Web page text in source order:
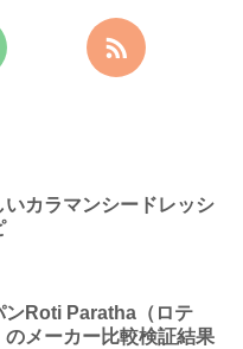
いカラマンシードレッシ
ンRoti Paratha（ロテ
のメーカー比較検証結果